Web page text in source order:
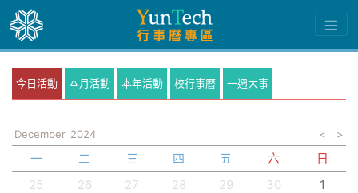
今日活動 本月活動 本年活動 校行事曆 一週大事
December 2024 < >
一 二 三 四 五 六
日
25
26 27 28 29 30
1